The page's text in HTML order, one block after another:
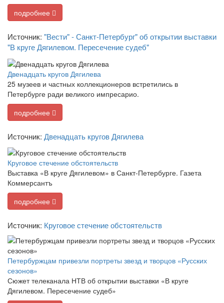
подробнее
Источник: "Вести" - Санкт-Петербург" об открытии выставки
"В круге Дягилевом. Пересечение судеб"
Двенадцать кругов Дягилева
25 музеев и частных коллекционеров встретились в
Петербурге ради великого импресарио.
подробнее
Источник: Двенадцать кругов Дягилева
Круговое стечение обстоятельств
Выставка «В круге Дягилевом» в Санкт-Петербурге. Газета
Коммерсантъ
подробнее
Источник: Круговое стечение обстоятельств
Петербуржцам привезли портреты звезд и творцов «Русских
сезонов»
Сюжет телеканала НТВ об открытии выставки «В круге
Дягилевом. Пересечение судеб»